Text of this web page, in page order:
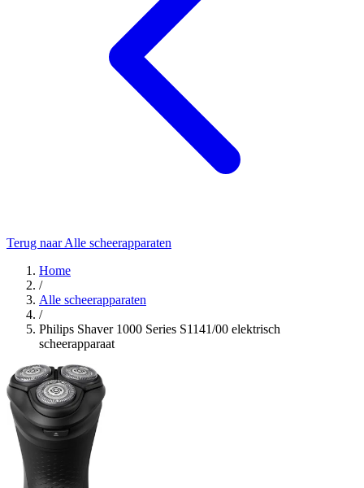
Terug naar Alle scheerapparaten
Home
/
Alle scheerapparaten
/
Philips Shaver 1000 Series S1141/00 elektrisch
scheerapparaat